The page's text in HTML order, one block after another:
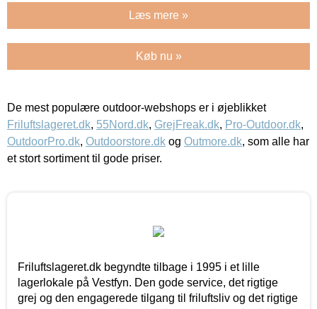
Læs mere »
Køb nu »
De mest populære outdoor-webshops er i øjeblikket
Friluftslageret.dk, 55Nord.dk, GrejFreak.dk, Pro-Outdoor.dk,
OutdoorPro.dk, Outdoorstore.dk og Outmore.dk, som alle har
et stort sortiment til gode priser.
Friluftslageret.dk begyndte tilbage i 1995 i et lille
lagerlokale på Vestfyn. Den gode service, det rigtige
grej og den engagerede tilgang til friluftsliv og det rigtige